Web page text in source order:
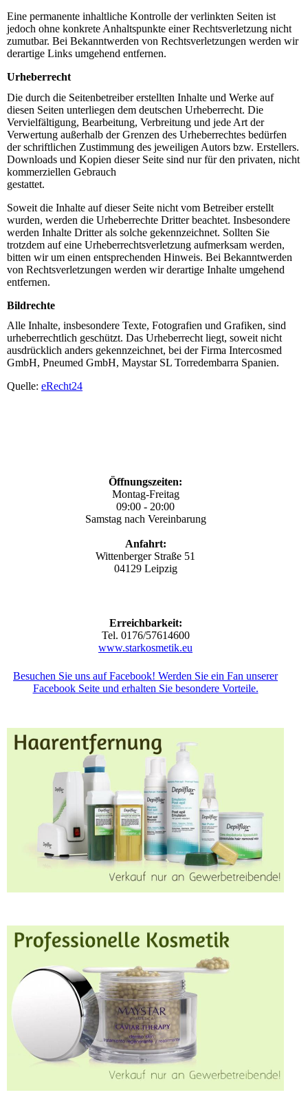
Eine permanente inhaltliche Kontrolle der verlinkten Seiten ist
jedoch ohne konkrete Anhaltspunkte einer Rechtsverletzung nicht
zumutbar. Bei Bekanntwerden von Rechtsverletzungen werden wir
derartige Links umgehend entfernen.
Urheberrecht
Die durch die Seitenbetreiber erstellten Inhalte und Werke auf
diesen Seiten unterliegen dem deutschen Urheberrecht. Die
Vervielfältigung, Bearbeitung, Verbreitung und jede Art der
Verwertung außerhalb der Grenzen des Urheberrechtes bedürfen
der schriftlichen Zustimmung des jeweiligen Autors bzw. Erstellers.
Downloads und Kopien dieser Seite sind nur für den privaten, nicht
kommerziellen Gebrauch
gestattet.
Soweit die Inhalte auf dieser Seite nicht vom Betreiber erstellt
wurden, werden die Urheberrechte Dritter beachtet. Insbesondere
werden Inhalte Dritter als solche gekennzeichnet. Sollten Sie
trotzdem auf eine Urheberrechtsverletzung aufmerksam werden,
bitten wir um einen entsprechenden Hinweis. Bei Bekanntwerden
von Rechtsverletzungen werden wir derartige Inhalte umgehend
entfernen.
Bildrechte
Alle Inhalte, insbesondere Texte, Fotografien und Grafiken, sind
urheberrechtlich geschützt. Das Urheberrecht liegt, soweit nicht
ausdrücklich anders gekennzeichnet, bei der Firma Intercosmed
GmbH, Pneumed GmbH, Maystar SL Torredembarra Spanien.
Quelle: eRecht24
Öffnungszeiten:
Montag-Freitag
09:00 - 20:00
Samstag nach Vereinbarung
Anfahrt:
Wittenberger Straße 51
04129 Leipzig
Erreichbarkeit:
Tel. 0176/57614600
www.starkosmetik.eu
Besuchen Sie uns auf Facebook! Werden Sie ein Fan unserer
Facebook Seite und erhalten Sie besondere Vorteile.